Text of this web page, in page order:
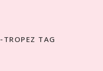
TROPEZ TAG